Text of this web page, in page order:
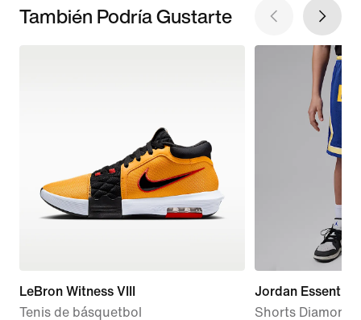
También Podría Gustarte
LeBron Witness VIII
Tenis de básquetbol
Jordan Essentials
Shorts Diamond